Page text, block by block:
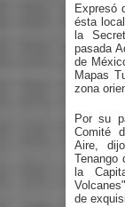
Expresó
ésta
la
pasada
de
Mapas
zona
Por su
Comité
Aire,
Tenango
la
de